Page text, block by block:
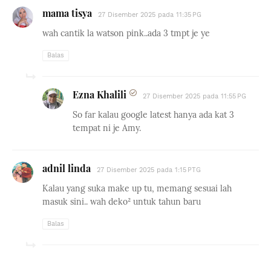
mama tisya 27 Disember 2025 pada 11:35 PG
wah cantik la watson pink..ada 3 tmpt je ye
Balas
Ezna Khalili 27 Disember 2025 pada 11:55 PG
So far kalau google latest hanya ada kat 3
tempat ni je Amy.
adnil linda 27 Disember 2025 pada 1:15 PTG
Kalau yang suka make up tu, memang sesuai lah
masuk sini.. wah deko² untuk tahun baru
Balas